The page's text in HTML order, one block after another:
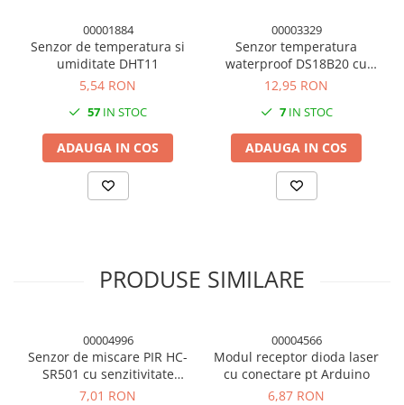
Componente electronice
Rezistente si termistori
Condensatori si rezonatoare
Diode si punti redresoare
Tranzistori si circuite integrate
Potentiometre si semireglabile
Intrerupatoare
Lichidare de stoc
00001884
Senzor de temperatura si
umiditate DHT11
5,54 RON
57 IN STOC
ADAUGA IN COS
00003329
Senzor temperatura
waterproof DS18B20 cu
sonda inox, cablu 1m
12,95 RON
7IN STOC
ADAUGA IN COS
PRODUSE SIMILARE
00004996
Senzor de miscare PIR HC-
SR501 cu senzitivitate
ajustabila
7,01 RON
00004566
Modul receptor dioda laser
cu conectare pt Arduino
6,87 RON